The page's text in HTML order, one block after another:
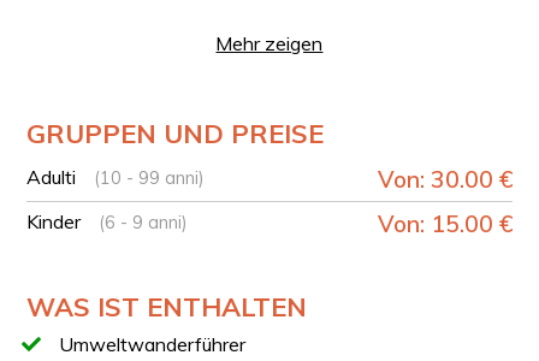
Croce, Termini (Massa Lubrense)
Golf von Salerno
Halt an der historischen Minerva-Turm und dem
Leuchtturm von Punta Campanella
Aperitif bei Sonnenuntergang
TECHNISCHE DATEN
Rundweg
Mehr zeigen
GRUPPEN UND PREISE
Adulti (10 - 99 anni) Von: 30.00 €
Kinder (6 - 9 anni) Von: 15.00 €
WAS IST ENTHALTEN
Umweltwanderführer